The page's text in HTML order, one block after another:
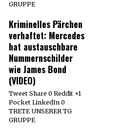
GRUPPE
Kriminelles Pärchen
verhaftet: Mercedes
hat austauschbare
Nummernschilder
wie James Bond
(VIDEO)
Tweet Share 0 Reddit +1
Pocket LinkedIn 0
TRETE UNSERER TG
GRUPPE